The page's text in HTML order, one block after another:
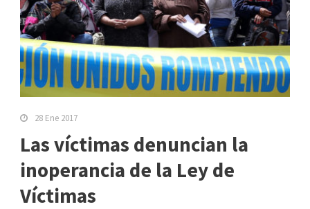
28 Ene 2017
Las víctimas denuncian la
inoperancia de la Ley de
Víctimas